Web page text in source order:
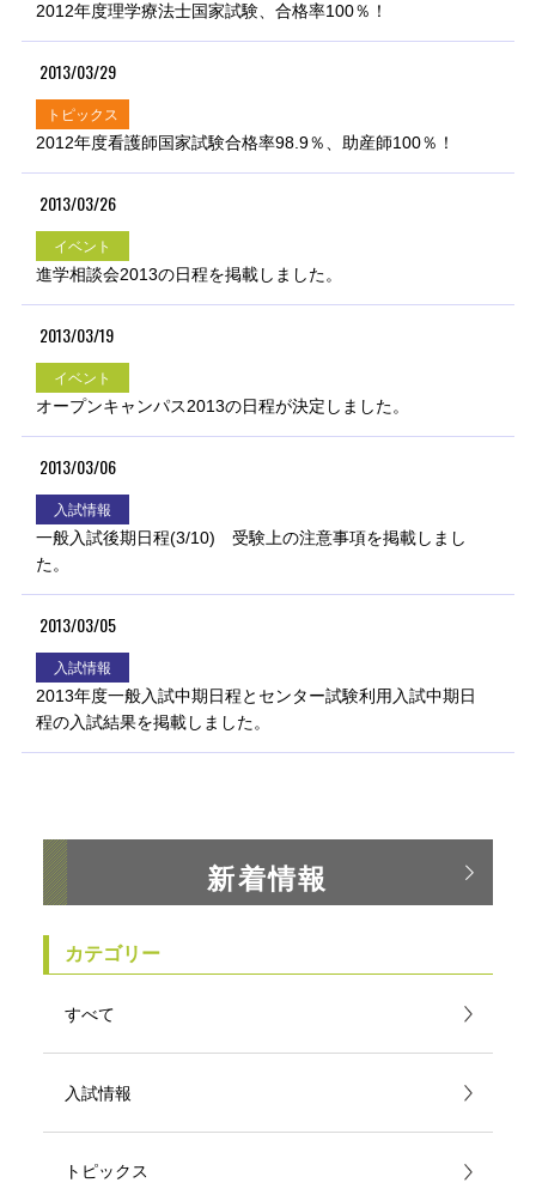
2012年度理学療法士国家試験、合格率100％！
2013/03/29
トピックス
2012年度看護師国家試験合格率98.9％、助産師100％！
2013/03/26
イベント
進学相談会2013の日程を掲載しました。
2013/03/19
イベント
オープンキャンパス2013の日程が決定しました。
2013/03/06
入試情報
一般入試後期日程(3/10) 受験上の注意事項を掲載しまし
た。
2013/03/05
入試情報
2013年度一般入試中期日程とセンター試験利用入試中期日
程の入試結果を掲載しました。
新着情報
カテゴリー
すべて
入試情報
トピックス